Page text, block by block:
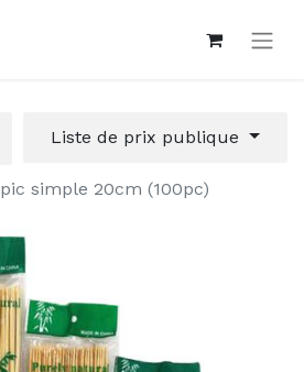
Liste de prix publique
pic simple 20cm (100pc)